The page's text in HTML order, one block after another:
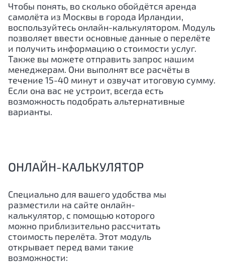
Чтобы понять, во сколько обойдётся аренда
самолёта из Москвы в города Ирландии,
воспользуйтесь онлайн-калькулятором. Модуль
позволяет ввести основные данные о перелёте
и получить информацию о стоимости услуг.
Также вы можете отправить запрос нашим
менеджерам. Они выполнят все расчёты в
течение 15-40 минут и озвучат итоговую сумму.
Если она вас не устроит, всегда есть
возможность подобрать альтернативные
варианты.
ОНЛАЙН-КАЛЬКУЛЯТОР
Специально для вашего удобства мы
разместили на сайте онлайн-
калькулятор, с помощью которого
можно приблизительно рассчитать
стоимость перелёта. Этот модуль
открывает перед вами такие
возможности: